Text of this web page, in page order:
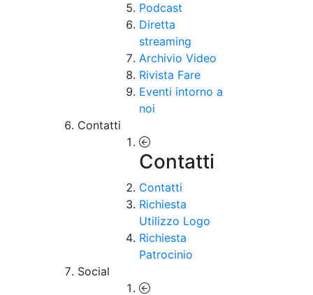
Podcast
Diretta
streaming
Archivio Video
Rivista Fare
Eventi intorno a
noi
Contatti
Contatti
Contatti
Richiesta
Utilizzo Logo
Richiesta
Patrocinio
Social